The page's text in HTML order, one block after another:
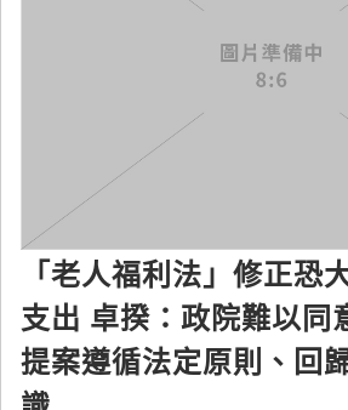
「老人福利法」修正恐
支出 卓揆：政院難以同
提案遵循法定原則、回